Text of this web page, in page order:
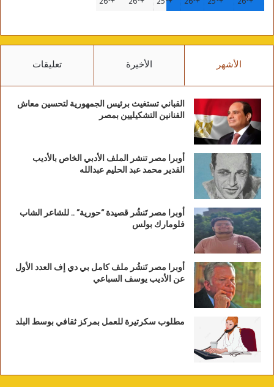
الأشهر الأخيرة تعليقات
القباني تستغيث برئيس الجمهورية لتحسين معاش
الفنانين التشكيليين بمصر
أوبرا مصر تنشر الملف الأدبي الخاص بالأديب
القدير محمد عبد الحليم عبدالله
أوبرا مصر تَنشُر قصيدة “حورية” .. للشاعر الشاب
فلومارك بولس
أوبرا مصر تَنشُر ملف كامل بي دي إف العدد الأول
عن الأديب يوسف السباعي
مطلوب سكرتيرة للعمل بمركز ثقافي بوسط البلد